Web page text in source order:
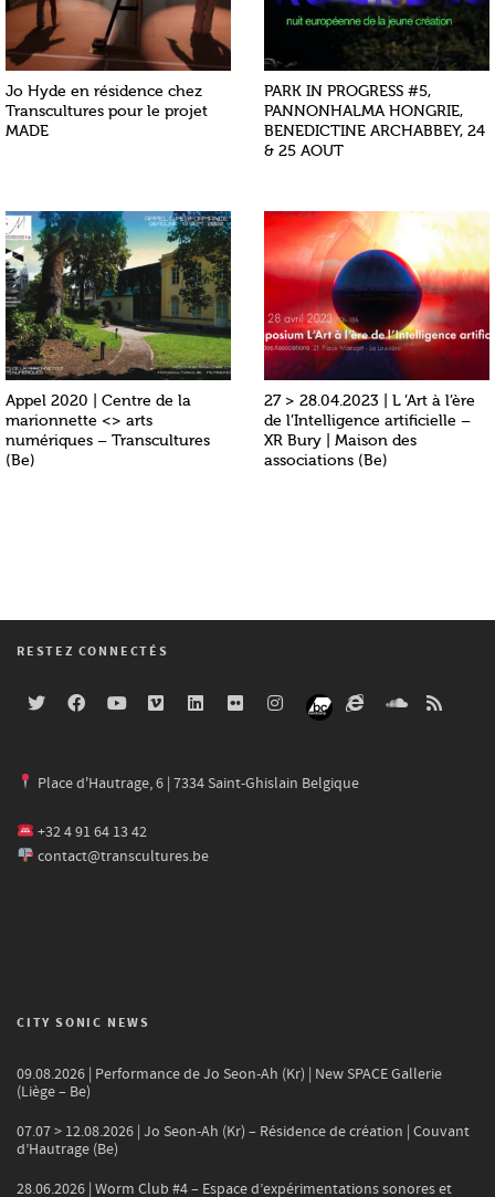
Jo Hyde en résidence chez
Transcultures pour le projet
MADE
PARK IN PROGRESS #5,
PANNONHALMA HONGRIE,
BENEDICTINE ARCHABBEY, 24
& 25 AOUT
Appel 2020 | Centre de la
marionnette <> arts
numériques – Transcultures
(Be)
27 > 28.04.2023 | L ’Art à l’ère
de l’Intelligence artificielle –
XR Bury | Maison des
associations (Be)
RESTEZ CONNECTÉS
Place d'Hautrage, 6 | 7334 Saint-Ghislain Belgique
+32 4 91 64 13 42
contact@transcultures.be
CITY SONIC NEWS
09.08.2026 | Performance de Jo Seon-Ah (Kr) | New SPACE Gallerie
(Liège – Be)
07.07 > 12.08.2026 | Jo Seon-Ah (Kr) – Résidence de création | Couvant
d’Hautrage (Be)
28.06.2026 | Worm Club #4 – Espace d’expérimentations sonores et